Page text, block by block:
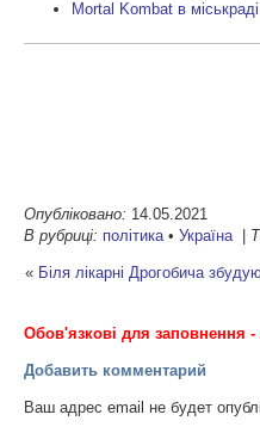
Mortal Kombat в
Опубліковано: 14.05.2021
В рубриці: політика •Україна |
« Біля лікарні Дрогобича
Обов'язкові для заповнення
Добавить комментарий
Ваш адрес email не будет